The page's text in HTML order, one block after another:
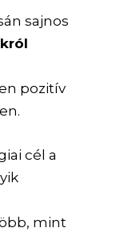
sajnos
pozitív
cél a
mint